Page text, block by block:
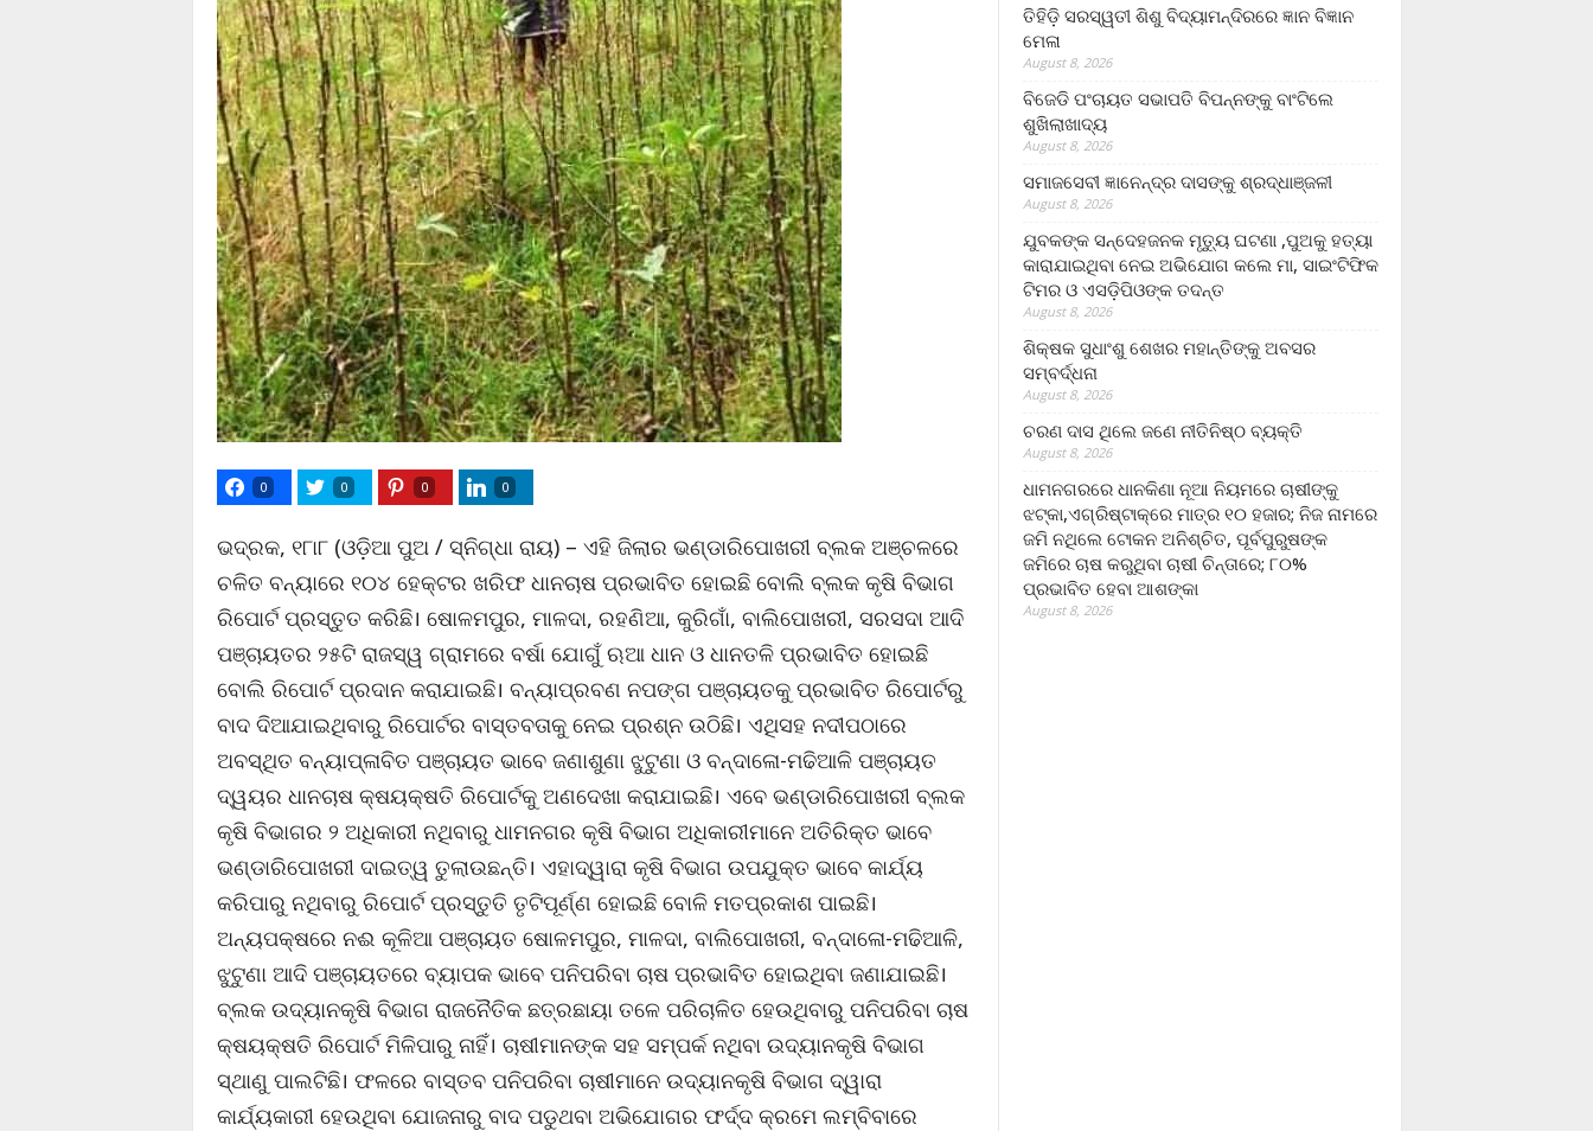
0 0 0 0
ଭଦ୍ରକ, ୧୮ା୮ (ଓଡ଼ିଆ ପୁଅ / ସ୍ନିଗ୍ଧା ରାୟ) – ଏହି ଜିଲାର ଭଣ୍ଡାରିପୋଖରୀ ବ୍ଲକ ଅଞ୍ଚଳରେ
ଚଳିତ ବନ୍ୟାରେ ୧୦୪ ହେକ୍ଟର ଖରିଫ ଧାନଚାଷ ପ୍ରଭାବିତ ହୋଇଛି ବୋଲି ବ୍ଲକ କୃଷି ବିଭାଗ
ରିପୋର୍ଟ ପ୍ରସ୍ତୁତ କରିଛି। ଷୋଳମପୁର, ମାଳଦା, ରହଣିଆ, କୁରିଗାଁ, ବାଲିପୋଖରୀ, ସରସଦା ଆଦି
ପଞ୍ଚାୟତର ୨୫ଟି ରାଜସ୍ୱ ଗ୍ରାମରେ ବର୍ଷା ଯୋଗୁଁ ଋଆ ଧାନ ଓ ଧାନତଳି ପ୍ରଭାବିତ ହୋଇଛି
ବୋଲି ରିପୋର୍ଟ ପ୍ରଦାନ କରାଯାଇଛି। ବନ୍ୟାପ୍ରବଣ ନପଙ୍ଗ ପଞ୍ଚାୟତକୁ ପ୍ରଭାବିତ ରିପୋର୍ଟରୁ
ବାଦ ଦିଆଯାଇଥିବାରୁ ରିପୋର୍ଟର ବାସ୍ତବତାକୁ ନେଇ ପ୍ରଶ୍ନ ଉଠିଛି। ଏଥିସହ ନଦୀପଠାରେ
ଅବସ୍ଥିତ ବନ୍ୟାପ୍ଳାବିତ ପଞ୍ଚାୟତ ଭାବେ ଜଣାଶୁଣା ଝୁଟୁଣା ଓ ବନ୍ଦାଳୋ-ମଢିଆଳି ପଞ୍ଚାୟତ
ଦ୍ୱୟର ଧାନଚାଷ କ୍ଷୟକ୍ଷତି ରିପୋର୍ଟକୁ ଅଣଦେଖା କରାଯାଇଛି। ଏବେ ଭଣ୍ଡାରିପୋଖରୀ ବ୍ଲକ
କୃଷି ବିଭାଗର ୨ ଅଧିକାରୀ ନଥିବାରୁ ଧାମନଗର କୃଷି ବିଭାଗ ଅଧିକାରୀମାନେ ଅତିରିକ୍ତ ଭାବେ
ଭଣ୍ଡାରିପୋଖରୀ ଦାଇତ୍ୱ ତୁଲାଉଛନ୍ତି। ଏହାଦ୍ୱାରା କୃଷି ବିଭାଗ ଉପଯୁକ୍ତ ଭାବେ କାର୍ଯ୍ୟ
କରିପାରୁ ନଥିବାରୁ ରିପୋର୍ଟ ପ୍ରସ୍ତୁତି ତୃଟିପୂର୍ଣ୍ଣ ହୋଇଛି ବୋଳି ମତପ୍ରକାଶ ପାଇଛି।
ଅନ୍ୟପକ୍ଷରେ ନଈ କୂଳିଆ ପଞ୍ଚାୟତ ଷୋଳମପୁର, ମାଳଦା, ବାଲିପୋଖରୀ, ବନ୍ଦାଳୋ-ମଢିଆଳି,
ଝୁଟୁଣା ଆଦି ପଞ୍ଚାୟତରେ ବ୍ୟାପକ ଭାବେ ପନିପରିବା ଚାଷ ପ୍ରଭାବିତ ହୋଇଥିବା ଜଣାଯାଇଛି।
ବ୍ଲକ ଉଦ୍ୟାନକୃଷି ବିଭାଗ ରାଜନୈତିକ ଛତ୍ରଛାୟା ତଳେ ପରିଚାଳିତ ହେଉଥିବାରୁ ପନିପରିବା ଚାଷ
କ୍ଷୟକ୍ଷତି ରିପୋର୍ଟ ମିଳିପାରୁ ନାହିଁ। ଚାଷୀମାନଙ୍କ ସହ ସମ୍ପର୍କ ନଥିବା ଉଦ୍ୟାନକୃଷି ବିଭାଗ
ସ୍ଥାଣୁ ପାଲଟିଛି। ଫଳରେ ବାସ୍ତବ ପନିପରିବା ଚାଷୀମାନେ ଉଦ୍ୟାନକୃଷି ବିଭାଗ ଦ୍ୱାରା
କାର୍ଯ୍ୟକାରୀ ହେଉଥିବା ଯୋଜନାରୁ ବାଦ ପଡୁଥବା ଅଭିଯୋଗର ଫର୍ଦ୍ଦ କ୍ରମେ ଲମ୍ବିବାରେ
ତିହିଡି଼ ସରସ୍ୱତୀ ଶିଶୁ ବିଦ୍ୟାମନ୍ଦିରରେ ଜ୍ଞାନ ବିଜ୍ଞାନ
ମେଳା
August 8, 2026
ବିଜେଡି ପଂଚାୟତ ସଭାପତି ବିପନ୍ନଙ୍କୁ ବାଂଟିଲେ
ଶୁଖିଲାଖାଦ୍ୟ
August 8, 2026
ସମାଜସେବୀ ଜ୍ଞାନେନ୍ଦ୍ର ଦାସଙ୍କୁ ଶ୍ରଦ୍ଧାଞ୍ଜଳୀ
August 8, 2026
ଯୁବକଙ୍କ ସନ୍ଦେହଜନକ ମୃତ୍ୟୁ ଘଟଣା ,ପୁଅକୁ ହତ୍ୟା
କାରାଯାଇଥିବା ନେଇ ଅଭିଯୋଗ କଲେ ମା, ସାଇଂଟିଫିକ
ଟିମର ଓ ଏସଡ଼ିପିଓଙ୍କ ତଦନ୍ତ
August 8, 2026
ଶିକ୍ଷକ ସୁଧାଂଶୁ ଶେଖର ମହାନ୍ତିଙ୍କୁ ଅବସର
ସମ୍ବର୍ଦ୍ଧନା
August 8, 2026
ଚରଣ ଦାସ ଥିଲେ ଜଣେ ନୀତିନିଷ୍ଠ ବ୍ୟକ୍ତି
August 8, 2026
ଧାମନଗରରେ ଧାନକିଣା ନୂଆ ନିୟମରେ ଚାଷୀଙ୍କୁ
ଝଟ୍‌କା,ଏଗ୍ରିଷ୍ଟାକ୍‌ରେ ମାତ୍ର ୧୦ ହଜାର; ନିଜ ନାମରେ
ଜମି ନଥିଲେ ଟୋକନ ଅନିଶ୍ଚିତ, ପୂର୍ବପୁରୁଷଙ୍କ
ଜମିରେ ଚାଷ କରୁଥିବା ଚାଷୀ ଚିନ୍ତାରେ; ୮୦%
ପ୍ରଭାବିତ ହେବା ଆଶଙ୍କା
August 8, 2026